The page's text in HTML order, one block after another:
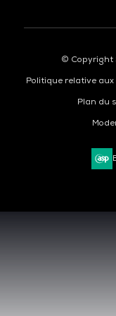
©
Politique relative aux
Plan du